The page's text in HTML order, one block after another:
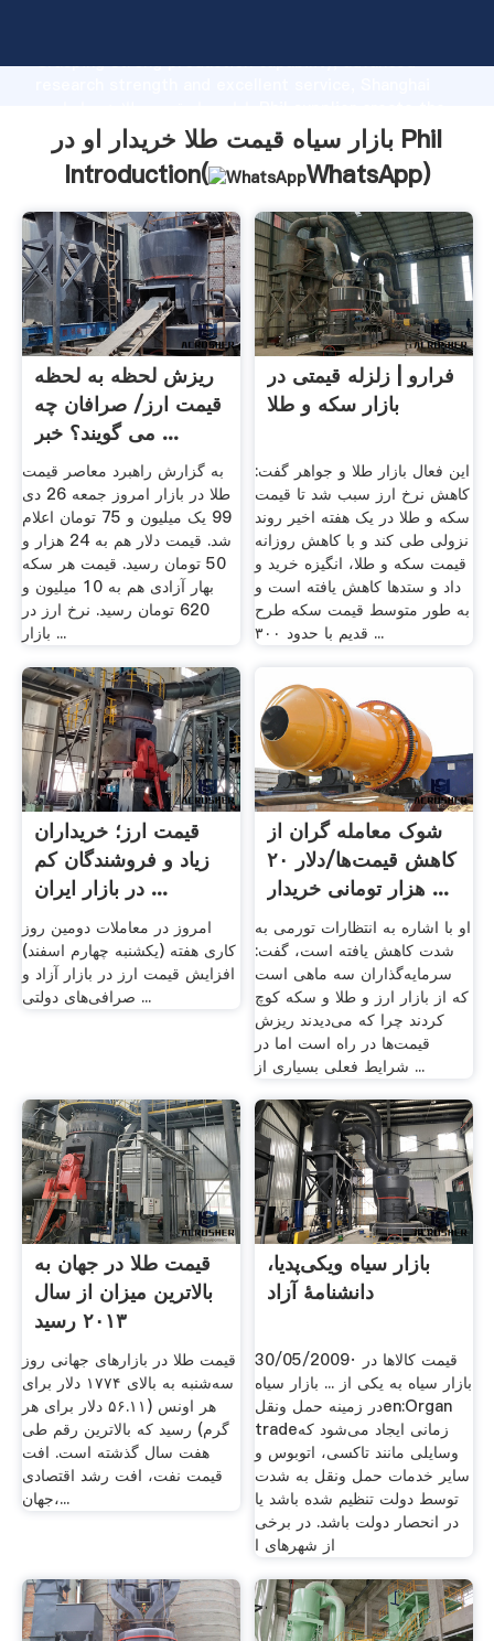
Grasping strong production capability, advanced
value and bring values to all of customers.
بازار سیاه قیمت طلا خریدار او در Phil
Introduction(
WhatsApp)
ریزش لحظه به لحظه
قیمت ارز/ صرافان چه
می گویند؟ خبر ...
به گزارش راهبرد معاصر قیمت
طلا در بازار امروز جمعه 26 دی
99 یک میلیون و 75 تومان اعلام
شد. قیمت دلار هم به 24 هزار و
50 تومان رسید. قیمت هر سکه
بهار آزادی هم به 10 میلیون و
620 تومان رسید. نرخ ارز در
بازار ...
فرارو | زلزله قیمتی در
بازار سکه و طلا
این فعال بازار طلا و جواهر گفت:
کاهش نرخ ارز سبب شد تا قیمت
سکه و طلا در یک هفته اخیر روند
نزولی طی کند و با کاهش روزانه
قیمت سکه و طلا، انگیزه خرید و
داد و ستد‌ها کاهش یافته است و
به طور متوسط قیمت سکه طرح
قدیم با حدود ۳۰۰ ...
قیمت ارز؛ خریداران
زیاد و فروشندگان کم
در بازار ایران ...
امروز در معاملات دومین روز
کاری هفته (یکشنبه چهارم اسفند)
افزایش قیمت ارز در بازار آزاد و
صرافی‌های دولتی ...
شوک معامله گران از
کاهش قیمت‌ها/دلار ٢٠
هزار تومانی خریدار ...
او با اشاره به انتظارات تورمی به
شدت کاهش یافته است، گفت:
سرمایه‌گذاران سه ماهی است
که از بازار ارز و طلا و سکه کوچ
کردند چرا که می‌دیدند ریزش
قیمت‌ها در راه است اما در
شرایط فعلی بسیاری از ...
قیمت طلا در جهان به
بالاترین میزان از سال
۲۰۱۳ رسید
قیمت طلا در بازارهای جهانی روز
سه‌شنبه به بالای ۱۷۷۴ دلار برای
هر اونس (۵۶.۱۱ دلار برای هر
گرم) رسید که بالاترین رقم طی
هفت سال گذشته است. افت
قیمت نفت، افت رشد اقتصادی
جهان،...
بازار سیاه ویکی‌پدیا،
دانشنامهٔ آزاد
30/05/2009· قیمت کالاها در
بازار سیاه به یکی از ... بازار سیاه
در زمینه حمل ونقلen:Organ
tradeزمانی ایجاد می‌شود که
وسایلی مانند تاکسی، اتوبوس و
سایر خدمات حمل ونقل به شدت
توسط دولت تنظیم شده باشد یا
در انحصار دولت باشد. در برخی
از شهرهای ا